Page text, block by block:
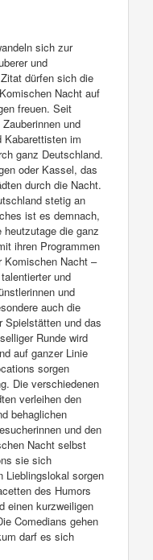
sich zur
und
dürfen sich die
Nacht auf
freuen. Seit
und
Kabarettisten im
ganz Deutschland.
oder Kassel, das
durch die Nacht.
stetig an
ist es demnach,
die ganz
ihren Programmen
Komischen Nacht –
und
und
auch die
Spielstätten und das
Runde wird
auf ganzer Linie
sorgen
Die verschiedenen
verleihen den
behaglichen
und den
Nacht selbst
sie sich
Lieblingslokal sorgen
des Humors
einen kurzweiligen
Comedians gehen
darf es sich